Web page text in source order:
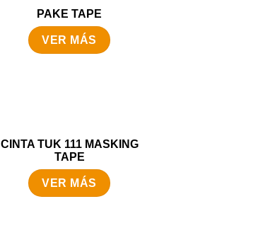
PAKE TAPE
VER MÁS
CINTA TUK 111 MASKING
TAPE
VER MÁS